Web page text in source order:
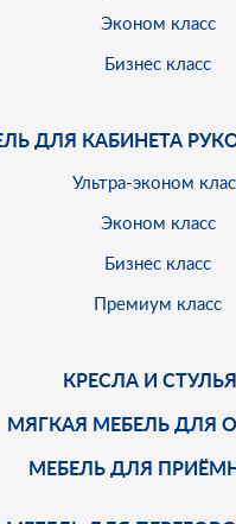
Эконом класс
Бизнес класс
ДЛЯ КАБИНЕТА
Ультра-эконом
Эконом класс
Бизнес класс
Премиум класс
КРЕСЛА И СТУЛЬЯ
МЯГКАЯ МЕБЕЛЬ ДЛЯ
МЕБЕЛЬ ДЛЯ